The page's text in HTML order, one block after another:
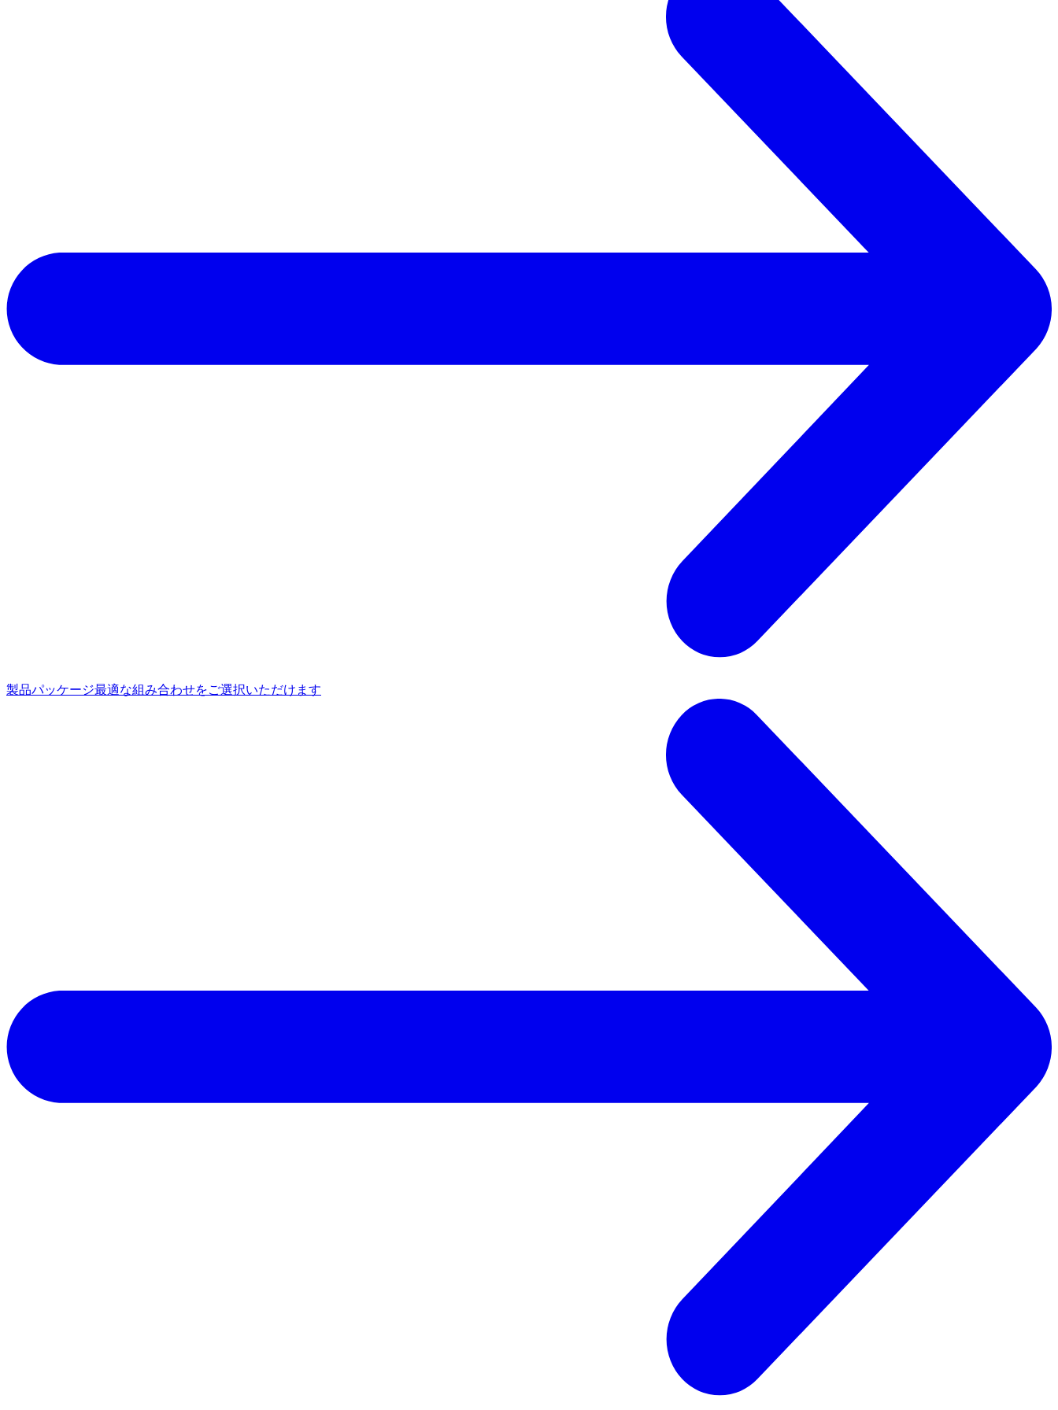
製品パッケージ最適な組み合わせをご選択いただけます